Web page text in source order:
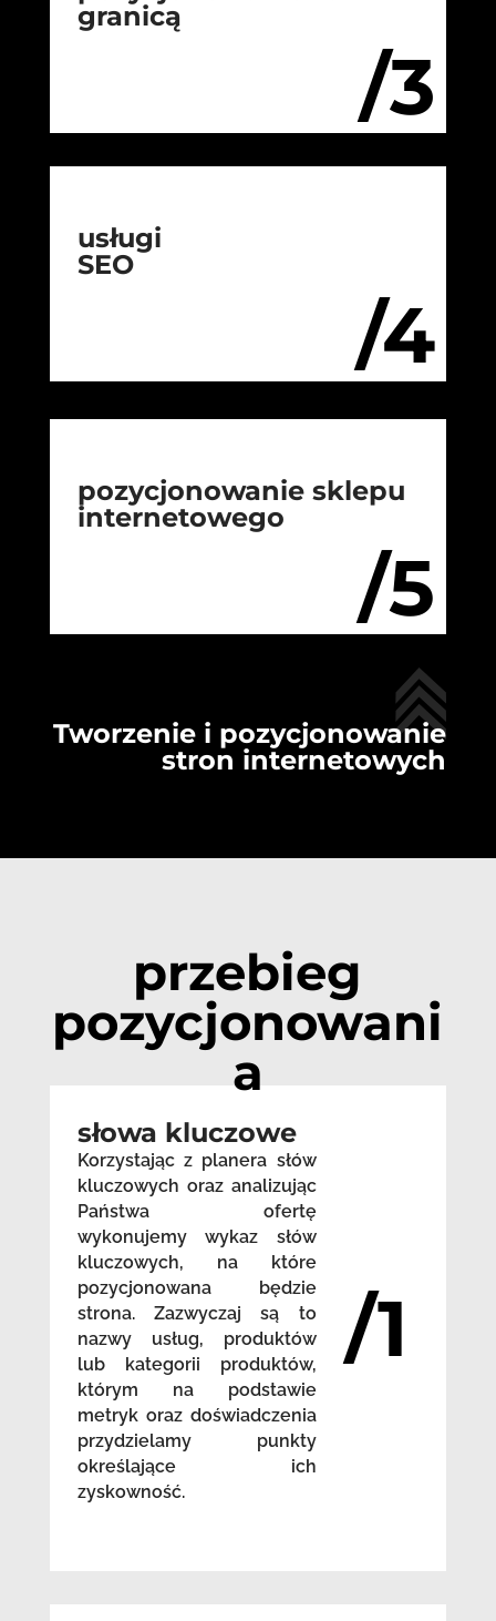
/3
granicą
/4
usługi
SEO
/5
pozycjonowanie sklepu
internetowego
Tworzenie i pozycjonowanie
stron internetowych
przebieg
pozycjonowani
a
słowa kluczowe
Korzystając z planera słów
kluczowych oraz analizując
Państwa ofertę
wykonujemy wykaz słów
kluczowych, na które
pozycjonowana będzie
strona. Zazwyczaj są to
nazwy usług, produktów
lub kategorii produktów,
którym na podstawie
metryk oraz doświadczenia
przydzielamy punkty
określające ich
zyskowność.
/1